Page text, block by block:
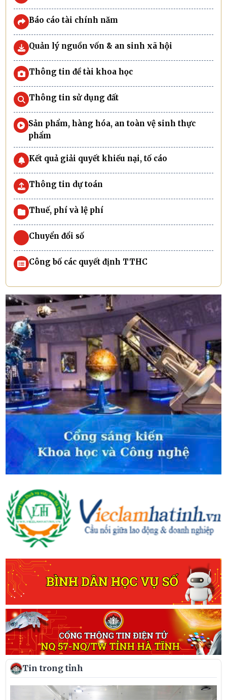
Báo cáo tài chính năm
Quản lý nguồn vốn & an sinh xã hội
Thông tin đề tài khoa học
Thông tin sử dụng đất
Sản phẩm, hàng hóa, an toàn vệ sinh thực
phẩm
Kết quả giải quyết khiếu nại, tố cáo
Thông tin dự toán
Thuế, phí và lệ phí
Chuyển đổi số
Công bố các quyết định TTHC
Tin trong tỉnh